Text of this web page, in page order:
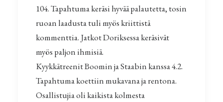
104. Tapahtuma keräsi hyvää palautetta, tosin
ruoan laadusta tuli myös kriittistä
kommenttia. Jatkot Doriksessa keräsivät
myös paljon ihmisiä.
Kyykkätreenit Boomin ja Staabin kanssa 4.2.
Tapahtuma koettiin mukavana ja rentona.
Osallistujia oli kaikista kolmesta